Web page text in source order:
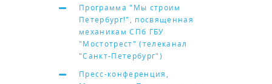
Программа "Мы строим
Петербург!", посвященная
механикам СПб ГБУ
"Мостотрест" (телеканал
"Санкт-Петербург")
Пресс-конференция,